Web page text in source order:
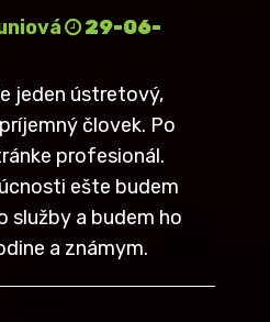
29-06-
jeden ústretový,
človek. Po
profesionál.
ešte budem
služby a budem ho
a známym.